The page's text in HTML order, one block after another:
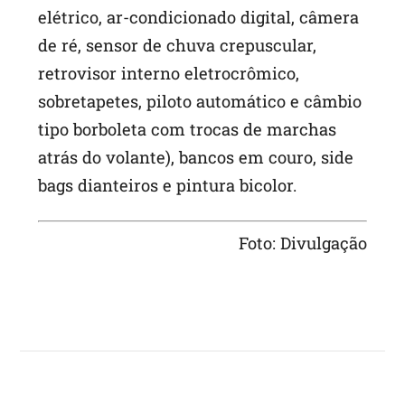
elétrico, ar-condicionado digital, câmera
de ré, sensor de chuva crepuscular,
retrovisor interno eletrocrômico,
sobretapetes, piloto automático e câmbio
tipo borboleta com trocas de marchas
atrás do volante), bancos em couro, side
bags dianteiros e pintura bicolor.
Foto: Divulgação